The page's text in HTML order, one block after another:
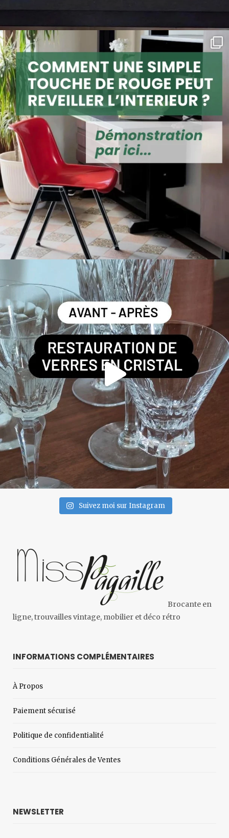
Suivez moi sur Instagram
Brocante en
ligne, trouvailles vintage, mobilier et déco rétro
INFORMATIONS COMPLÉMENTAIRES
À Propos
Paiement sécurisé
Politique de confidentialité
Conditions Générales de Ventes
NEWSLETTER